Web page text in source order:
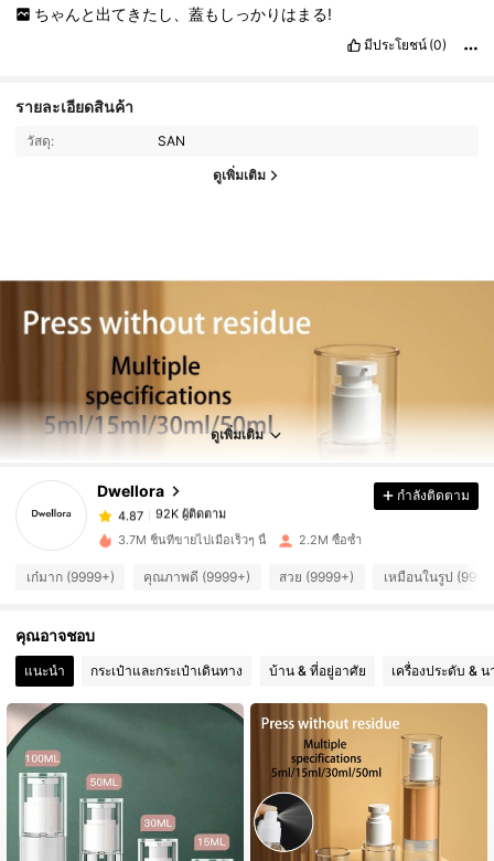
ちゃんと出てきたし、蓋もしっかりはまる!
มีประโยชน์ (0)
รายละเอียดสินค้า
วัสดุ: SAN
ดูเพิ่มเติม
ดูเพิ่มเติม
Dwellora
4.87 92K ผู้ติดตาม
4.87 92K ผู้ติดตาม
4.87
92K ผู้ติดตาม
l***e
จ่าย1 วันที่ผ่านมา
4.87 92K ผู้ติดตาม
4.87
4.87 92K ผู้ติดตาม
กำลังติดตาม
3.7M ชิ้นที่ขายไปเมื่อเร็วๆ นี้ 2.2M ซื้อซ้ำ
เก๋มาก (9999+) คุณภาพดี (9999+) สวย (9999+) เหมือนในรูป
คุณอาจชอบ
แนะนำ กระเป๋าและกระเป๋าเดินทาง บ้าน & ที่อยู่อาศัย เครื่องประดับ &